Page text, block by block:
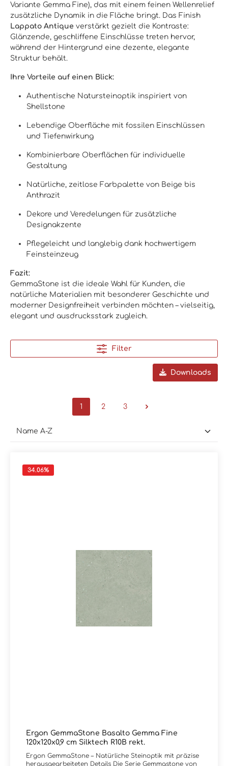
Variante Gemma Fine), das mit einem feinen Wellenrelief
zusätzliche Dynamik in die Fläche bringt. Das Finish
Lappato Antique verstärkt gezielt die Kontraste:
Glänzende, geschliffene Einschlüsse treten hervor,
während der Hintergrund eine dezente, elegante
Struktur behält.
Ihre Vorteile auf einen Blick:
Authentische Natursteinoptik inspiriert von
Shellstone
Lebendige Oberfläche mit fossilen Einschlüssen
und Tiefenwirkung
Kombinierbare Oberflächen für individuelle
Gestaltung
Natürliche, zeitlose Farbpalette von Beige bis
Anthrazit
Dekore und Veredelungen für zusätzliche
Designakzente
Pflegeleicht und langlebig dank hochwertigem
Feinsteinzeug
Fazit:
GemmaStone ist die ideale Wahl für Kunden, die
natürliche Materialien mit besonderer Geschichte und
moderner Designfreiheit verbinden möchten – vielseitig,
elegant und ausdrucksstark zugleich.
Filter
Downloads
1 2 3
34.06%
Ergon GemmaStone Basalto Gemma Fine
120x120x0,9 cm Silktech R10B rekt.
Ergon GemmaStone – Natürliche Steinoptik mit präzise
herausgearbeiteten Details Die Serie Gemmastone von